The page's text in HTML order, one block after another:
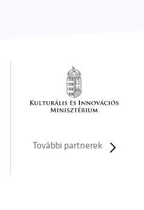
További partnerek